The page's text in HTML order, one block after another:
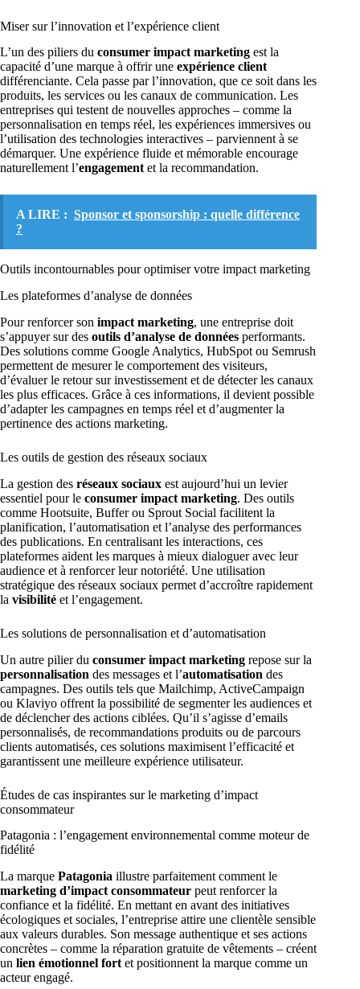
Miser sur l’innovation et l’expérience client
L’un des piliers du consumer impact marketing est la
capacité d’une marque à offrir une expérience client
différenciante. Cela passe par l’innovation, que ce soit dans les
produits, les services ou les canaux de communication. Les
entreprises qui testent de nouvelles approches – comme la
personnalisation en temps réel, les expériences immersives ou
l’utilisation des technologies interactives – parviennent à se
démarquer. Une expérience fluide et mémorable encourage
naturellement l’engagementet la recommandation.
A LIRE : Sponsor et sponsorship : quelle différence
?
Outils incontournables pour optimiser votre impact marketing
Les plateformes d’analyse de données
Pour renforcer son impact marketing, une entreprise doit
s’appuyer sur des outils d’analyse de données performants.
Des solutions comme Google Analytics, HubSpot ou Semrush
permettent de mesurer le comportement des visiteurs,
d’évaluer le retour sur investissement et de détecter les canaux
les plus efficaces. Grâce à ces informations, il devient possible
d’adapter les campagnes en temps réel et d’augmenter la
pertinence des actions marketing.
Les outils de gestion des réseaux sociaux
La gestion des réseaux sociaux est aujourd’hui un levier
essentiel pour le consumer impact marketing. Des outils
comme Hootsuite, Buffer ou Sprout Social facilitent la
planification, l’automatisation et l’analyse des performances
des publications. En centralisant les interactions, ces
plateformes aident les marques à mieux dialoguer avec leur
audience et à renforcer leur notoriété. Une utilisation
stratégique des réseaux sociaux permet d’accroître rapidement
la visibilité et l’engagement.
Les solutions de personnalisation et d’automatisation
Un autre pilier du consumer impact marketing repose sur la
personnalisation des messages et l’automatisation des
campagnes. Des outils tels que Mailchimp, ActiveCampaign
ou Klaviyo offrent la possibilité de segmenter les audiences et
de déclencher des actions ciblées. Qu’il s’agisse d’emails
personnalisés, de recommandations produits ou de parcours
clients automatisés, ces solutions maximisent l’efficacité et
garantissent une meilleure expérience utilisateur.
Études de cas inspirantes sur le marketing d’impact
consommateur
Patagonia : l’engagement environnemental comme moteur de
fidélité
La marque Patagonia illustre parfaitement comment le
marketing d’impact consommateur peut renforcer la
confiance et la fidélité. En mettant en avant des initiatives
écologiques et sociales, l’entreprise attire une clientèle sensible
aux valeurs durables. Son message authentique et ses actions
concrètes – comme la réparation gratuite de vêtements – créent
un lien émotionnel fort et positionnent la marque comme un
acteur engagé.